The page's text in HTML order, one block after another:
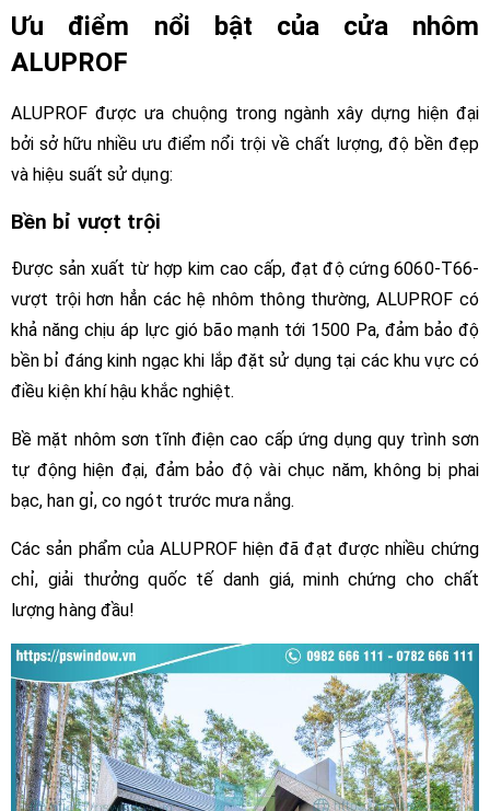
Ưu điểm nổi bật của cửa nhôm
ALUPROF
ALUPROF được ưa chuộng trong ngành xây dựng hiện đại
bởi sở hữu nhiều ưu điểm nổi trội về chất lượng, độ bền đẹp
và hiệu suất sử dụng:
Bền bỉ vượt trội
Được sản xuất từ hợp kim cao cấp, đạt độ cứng 6060-T66-
vượt trội hơn hẳn các hệ nhôm thông thường, ALUPROF có
khả năng chịu áp lực gió bão mạnh tới 1500 Pa, đảm bảo độ
bền bỉ đáng kinh ngạc khi lắp đặt sử dụng tại các khu vực có
điều kiện khí hậu khắc nghiệt.
Bề mặt nhôm sơn tĩnh điện cao cấp ứng dụng quy trình sơn
tự động hiện đại, đảm bảo độ vài chục năm, không bị phai
bạc, han gỉ, co ngót trước mưa nắng.
Các sản phẩm của ALUPROF hiện đã đạt được nhiều chứng
chỉ, giải thưởng quốc tế danh giá, minh chứng cho chất
lượng hàng đầu!